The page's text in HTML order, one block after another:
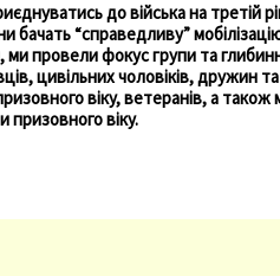
до війська на третій
бачать “справедливу”
ми провели фокус групи та
цивільних чоловіків, дружин
віку, ветеранів, а
віку.